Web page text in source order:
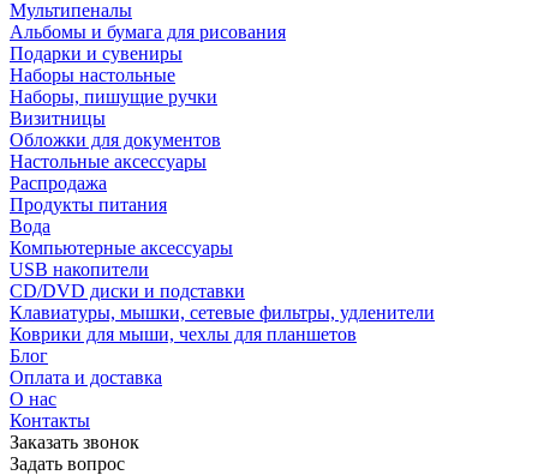
Мультипеналы
Альбомы и бумага для рисования
Подарки и сувениры
Наборы настольные
Наборы, пишущие ручки
Визитницы
Обложки для документов
Настольные аксессуары
Распродажа
Продукты питания
Вода
Компьютерные аксессуары
USB накопители
CD/DVD диски и подставки
Клавиатуры, мышки, сетевые фильтры, удленители
Коврики для мыши, чехлы для планшетов
Блог
Оплата и доставка
О нас
Контакты
Заказать звонок
Задать вопрос